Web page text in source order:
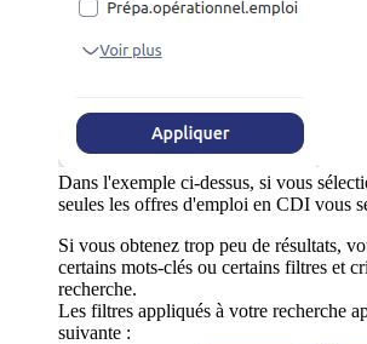
Dans l'exemple ci-dessus, si vous
seules les offres d'emploi en CDI vous
Si vous obtenez trop peu de résultats,
certains mots-clés ou certains filtres et
recherche.
Les filtres appliqués à votre recherche
suivante :